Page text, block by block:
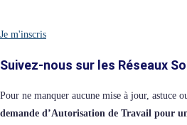
Je m'inscris
Suivez-nous sur les Réseaux
Pour ne manquer aucune mise à jour, astuce
demande d’Autorisation de Travail pour